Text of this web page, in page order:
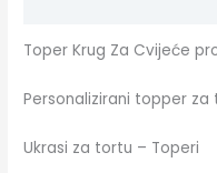
Toper Krug Za Cvijeće
Personalizirani topper za
Ukrasi za tortu – Toperi